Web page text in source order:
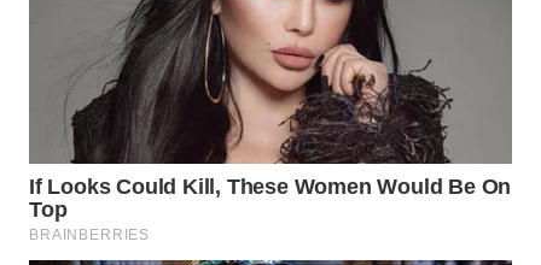
TAPANULI
UTARA
WN
SAMOSIR
WN